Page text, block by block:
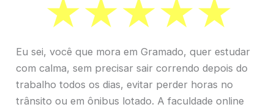
Eu sei, você que mora em Gramado, quer estudar
com calma, sem precisar sair correndo depois do
trabalho todos os dias, evitar perder horas no
trânsito ou em ônibus lotado. A faculdade online